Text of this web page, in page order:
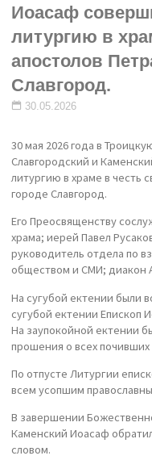
Иоасаф
литургию в
апостолов
Славгород.
30.05.2026
30 мая 2026 года в
Славгородский и
литургию в храме в честь
городе Славгород.
Его Преосвященству
храма; иерей Павел
руководитель отдела по
обществом и СМИ; диакон
На сугубой ектении были
сугубой ектении Епископ
На заупокойной ектении
прошения о всех почивших
По отпусте Литургии
всем усопшим
В завершении
Каменский Иоасаф
словом.